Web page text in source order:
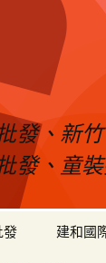
發、新
發、童
發 建和國